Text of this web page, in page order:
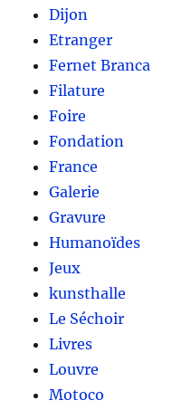
Dijon
Etranger
Fernet Branca
Filature
Foire
Fondation
France
Galerie
Gravure
Humanoïdes
Jeux
kunsthalle
Le Séchoir
Livres
Louvre
Motoco